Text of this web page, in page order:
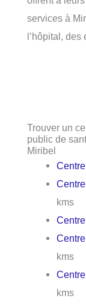
services à
l’hôpital,
Trouver un
public de
Miribel
kms
kms
kms